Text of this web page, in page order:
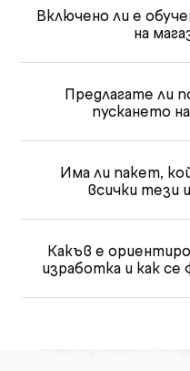
Включено ли е
на
Предлагате ли
пускането
Има ли пакет,
всички тези
Какъв е
изработка и как